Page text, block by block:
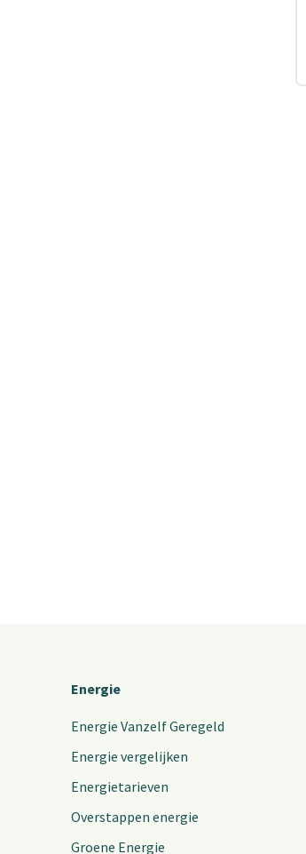
Energie
Energie Vanzelf Geregeld
Energie vergelijken
Energietarieven
Overstappen energie
Groene Energie